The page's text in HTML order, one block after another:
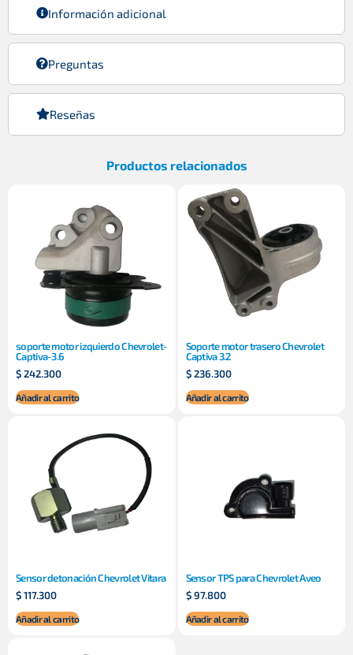
Información adicional
Preguntas
Reseñas
Productos relacionados
soporte motor izquierdo Chevrolet-
Captiva-3.6
$242.300
Añadir al carrito
Soporte motor trasero Chevrolet
Captiva 3.2
$236.300
Añadir al carrito
Sensor detonación Chevrolet Vitara
$117.300
Añadir al carrito
Sensor TPS para Chevrolet Aveo
$97.800
Añadir al carrito